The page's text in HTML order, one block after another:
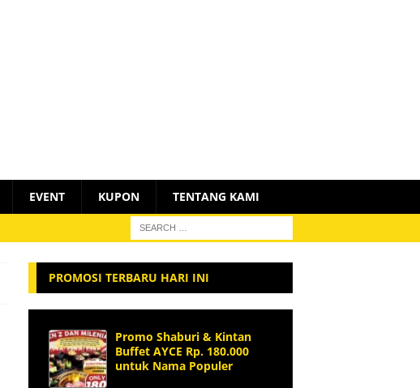
EVENT KUPON TENTANG KAMI
PROMOSI TERBARU HARI INI
Promo Shaburi & Kintan
Buffet AYCE Rp. 180.000
untuk Nama Populer